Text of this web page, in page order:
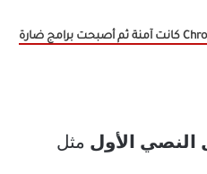
النصي الأول مثل